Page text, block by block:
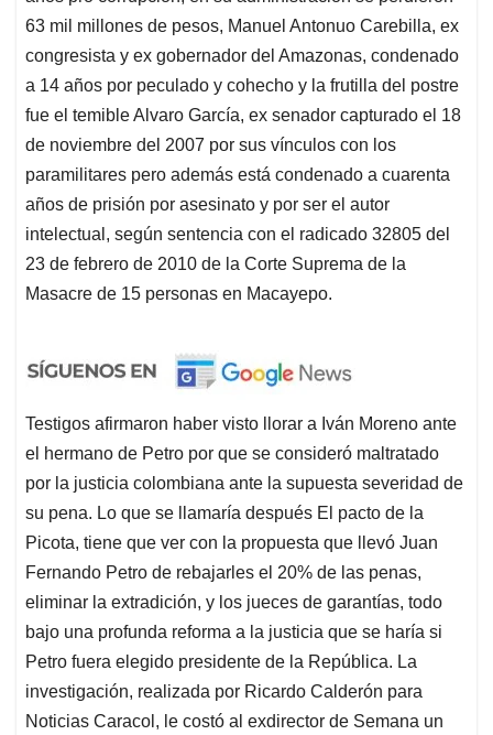
63 mil millones de pesos, Manuel Antonuo Carebilla, ex
congresista y ex gobernador del Amazonas, condenado
a 14 años por peculado y cohecho y la frutilla del postre
fue el temible Alvaro García, ex senador capturado el 18
de noviembre del 2007 por sus vínculos con los
paramilitares pero además está condenado a cuarenta
años de prisión por asesinato y por ser el autor
intelectual, según sentencia con el radicado 32805 del
23 de febrero de 2010 de la Corte Suprema de la
Masacre de 15 personas en Macayepo.
Testigos afirmaron haber visto llorar a Iván Moreno ante
el hermano de Petro por que se consideró maltratado
por la justicia colombiana ante la supuesta severidad de
su pena. Lo que se llamaría después El pacto de la
Picota, tiene que ver con la propuesta que llevó Juan
Fernando Petro de rebajarles el 20% de las penas,
eliminar la extradición, y los jueces de garantías, todo
bajo una profunda reforma a la justicia que se haría si
Petro fuera elegido presidente de la República. La
investigación, realizada por Ricardo Calderón para
Noticias Caracol, le costó al exdirector de Semana un